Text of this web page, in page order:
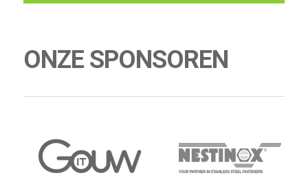
ONZE SPONSOREN